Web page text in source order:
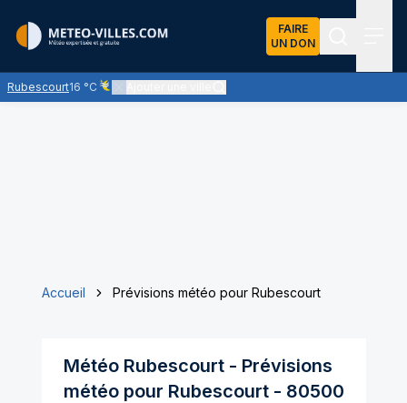
FAIRE
UN DON
Rubescourt16 °C
Ciel voilé par des nuages d'altitude, ternissant plus ou
Accueil Prévisions météo pour Rubescourt
Météo Rubescourt- Prévisions
météo pour Rubescourt- 80500